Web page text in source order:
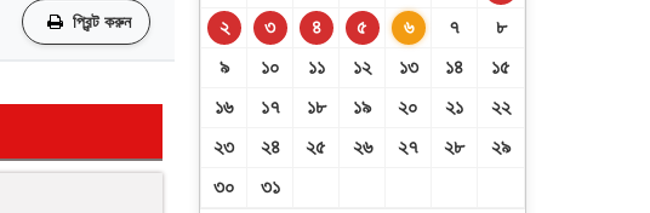
প্রিন্ট করুন
২
৩ ৪ ৫ ৬ ৭
৮
৯
১০ ১১ ১২ ১৩ ১৪
১৫
১৬
১৭ ১৮ ১৯ ২০ ২১
২২
২৩
২৪ ২৫ ২৬ ২৭ ২৮
২৯
৩০
৩১